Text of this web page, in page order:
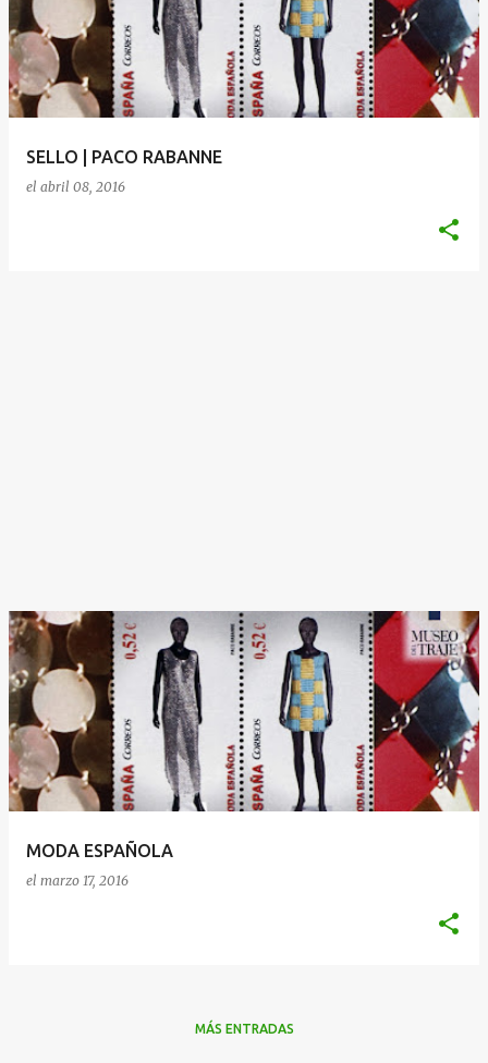
r
a
d
SELLO | PACO RABANNE
el abril 08, 2016
MODA ESPAÑOLA
el marzo 17, 2016
MÁS ENTRADAS